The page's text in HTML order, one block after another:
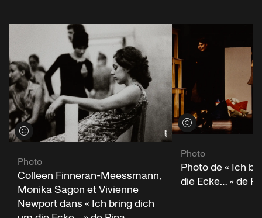
Voir les crédits
Photo
Colleen Finneran-Meessmann,
Monika Sagon et Vivienne
Newport dans « Ich bring dich
Voir les crédits
Photo
Photo de « Ich
die Ecke… » de